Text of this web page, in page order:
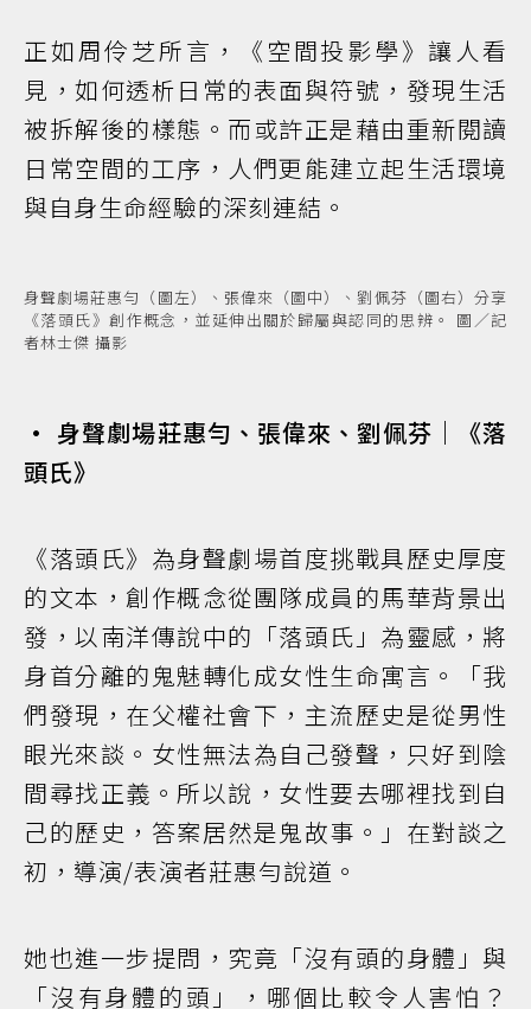
正如周伶芝所言，《空間投影學》讓人看
見，如何透析日常的表面與符號，發現生活
被拆解後的樣態。而或許正是藉由重新閱讀
日常空間的工序，人們更能建立起生活環境
與自身生命經驗的深刻連結。
身聲劇場莊惠勻（圖左）、張偉來（圖中）、劉佩芬（圖右）分享
《落頭氏》創作概念，並延伸出關於歸屬與認同的思辨。 圖／記
者林士傑 攝影
• 身聲劇場莊惠勻、張偉來、劉佩芬｜《落
頭氏》
《落頭氏》為身聲劇場首度挑戰具歷史厚度
的文本，創作概念從團隊成員的馬華背景出
發，以南洋傳說中的「落頭氏」為靈感，將
身首分離的鬼魅轉化成女性生命寓言。「我
們發現，在父權社會下，主流歷史是從男性
眼光來談。女性無法為自己發聲，只好到陰
間尋找正義。所以說，女性要去哪裡找到自
己的歷史，答案居然是鬼故事。」在對談之
初，導演/表演者莊惠勻說道。
她也進一步提問，究竟「沒有頭的身體」與
「沒有身體的頭」，哪個比較令人害怕？